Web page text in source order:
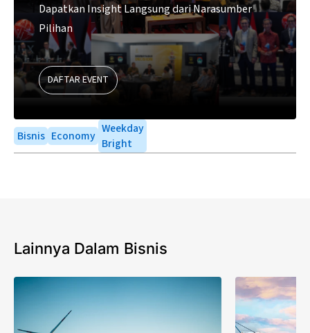
Dapatkan Insight Langsung dari Narasumber
Pilihan
DAFTAR EVENT
Bisnis Economy Weekday
Bright
Lainnya Dalam Bisnis